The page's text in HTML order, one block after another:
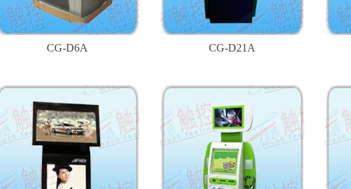
CG-D6A CG-D21A